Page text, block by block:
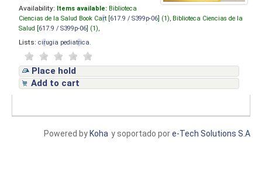
Availability: Items available: Biblioteca
Ciencias de la Salud Book Cart [ 617.9 / S399p-06 ] (1), Biblioteca Ciencias de la
Salud [ 617.9 / S399p-06 ] (1),
Lists: cirugia pediatrica
Place hold
Add to cart
y soportado pore-Tech Solutions S.A
Powered by Koha